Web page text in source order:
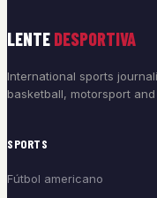
LENTE DESPORTIVA
International sports
basketball, motorsport
SPORTS
Fútbol americano